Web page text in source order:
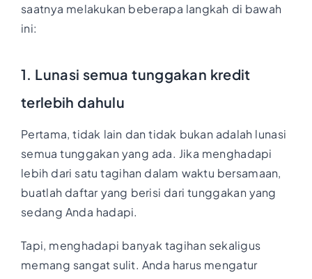
saatnya melakukan beberapa langkah di bawah
ini:
1. Lunasi semua tunggakan kredit
terlebih dahulu
Pertama, tidak lain dan tidak bukan adalah lunasi
semua tunggakan yang ada. Jika menghadapi
lebih dari satu tagihan dalam waktu bersamaan,
buatlah daftar yang berisi dari tunggakan yang
sedang Anda hadapi.
Tapi, menghadapi banyak tagihan sekaligus
memang sangat sulit. Anda harus mengatur